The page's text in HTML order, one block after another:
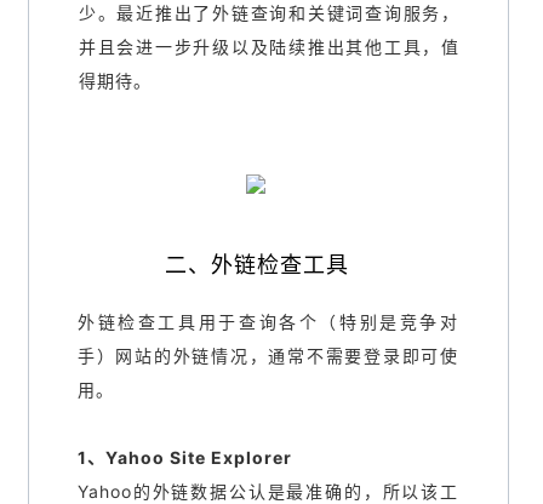
少。最近推出了外链查询和关键词查询服务，
并且会进一步升级以及陆续推出其他工具，值
得期待。
二、外链检查工具
外链检查工具用于查询各个（特别是竞争对
手）网站的外链情况，通常不需要登录即可使
用。
1、Yahoo Site Explorer
Yahoo的外链数据公认是最准确的，所以该工